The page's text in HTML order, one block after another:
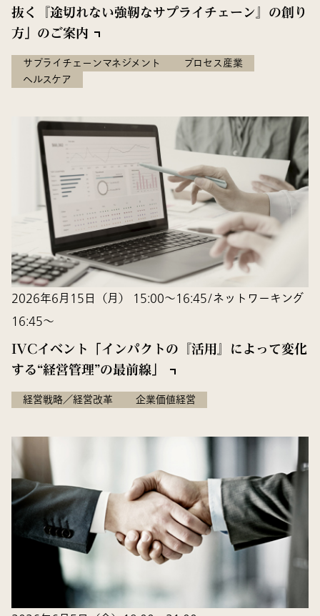
抜く『途切れない強靭なサプライチェーン』の創り
方」のご案内
サプライチェーンマネジメント
プロセス産業
ヘルスケア
2026年6月15日（月） 15:00〜16:45/ネットワーキング
16:45〜
IVCイベント「インパクトの『活用』によって変化
する“経営管理”の最前線」
経営戦略／経営改革 企業価値経営